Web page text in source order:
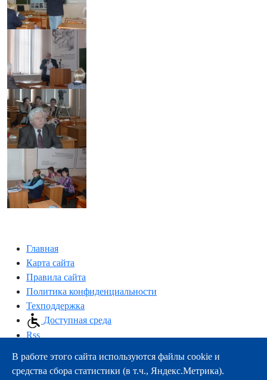
Главная
Карта сайта
Правила сайта
Политика конфиденциальности
Техподдержка
Доступная среда
Rss
163000, г.Архангельск, пр-т Троицкий, 51
тел.:+7 (8182) 21-11-63
В работе этого сайта используются файлы cookie и
средства сбора статистики (в т.ч., Яндекс.Метрика).